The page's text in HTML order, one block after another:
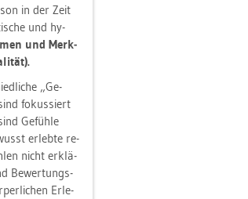
in der Zeit
und hy­
und Merk­
„Ge­
fo­kus­siert
Ge­füh­le
er­leb­te re­
nicht er­klä­
Be­wer­tungs­
Er­le­